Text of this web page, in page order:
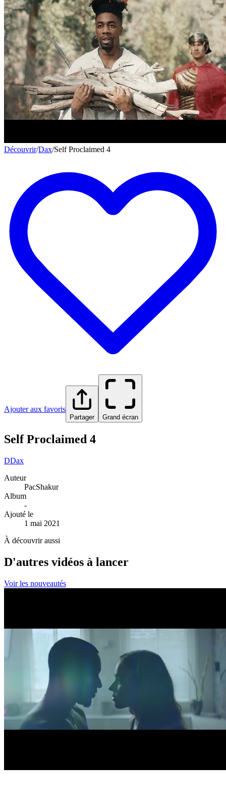
Découvrir/Dax/Self Proclaimed 4
Ajouter aux favoris
Partager Grand écran
Self Proclaimed 4
DDax
Auteur
PacShakur
Album
-
Ajouté le
1 mai 2021
À découvrir aussi
D'autres vidéos à lancer
Voir les nouveautés